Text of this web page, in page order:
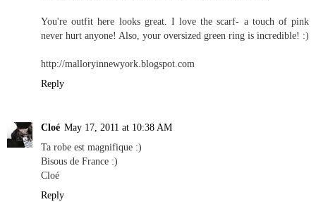
You're outfit here looks great. I love the scarf- a touch of pink
never hurt anyone! Also, your oversized green ring is incredible! :)
http://malloryinnewyork.blogspot.com
Reply
Cloé May 17, 2011 at 10:38 AM
Ta robe est magnifique :)
Bisous de France :)
Cloé
Reply